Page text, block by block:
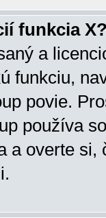
funkcia
a
funkciu,
povie.
používa
a overte